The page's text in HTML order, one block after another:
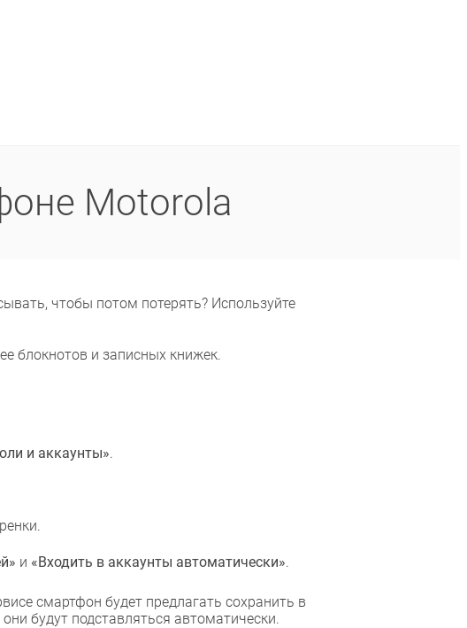
Motorola
чтобы потом потерять? Используйте
блокнотов и записных книжек.
и аккаунты».
и «Входить в аккаунты автоматически».
смартфон будет предлагать сохранить в
будут подставляться автоматически.